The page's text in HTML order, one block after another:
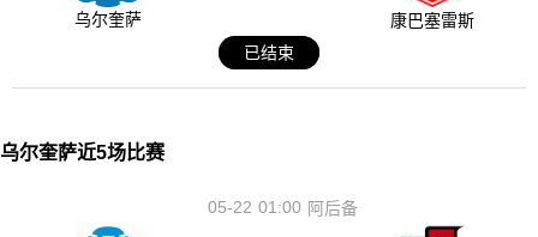
乌尔奎萨
康巴塞雷斯
已结束
乌尔奎萨近5场比赛
01:00
05-22 阿后备